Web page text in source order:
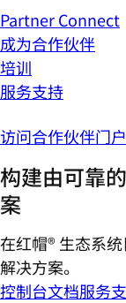
Partner Connect
成为合作伙伴
培训
服务支持
访问合作伙伴门户
构建由可靠
案
在红帽® 生态系
解决方案。
控制台文档服务